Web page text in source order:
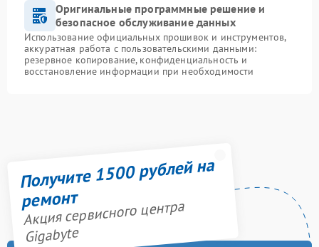
Оригинальные программные решение и
безопасное обслуживание данных
Использование официальных прошивок и инструментов,
аккуратная работа с пользовательскими данными:
резервное копирование, конфиденциальность и
восстановление информации при необходимости
Получите 1500 рублей на
ремонт
Акция сервисного центра
Gigabyte